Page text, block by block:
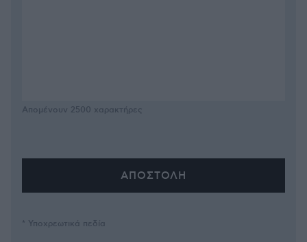
Απομένουν 2500 χαρακτήρες
* Υποχρεωτικά πεδία